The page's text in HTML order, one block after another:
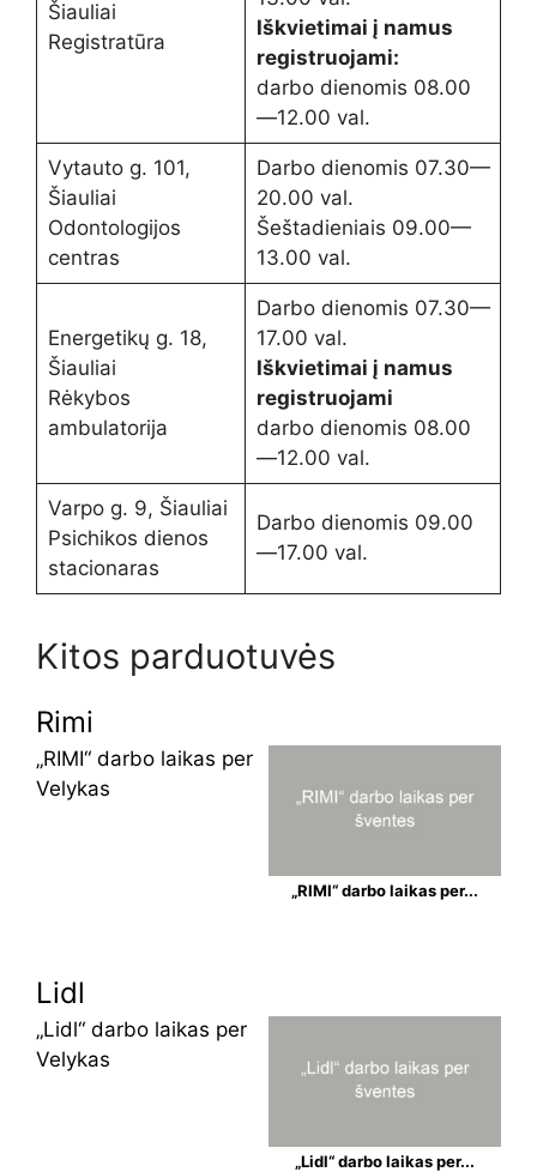
Šiauliai
Registratūra
Iškvietimai į namus
registruojami:
darbo dienomis 08.00
—12.00 val.
Vytauto g. 101,
Šiauliai
Odontologijos
centras
Darbo dienomis 07.30—
20.00 val.
Šeštadieniais 09.00—
13.00 val.
Energetikų g. 18,
Šiauliai
Rėkybos
ambulatorija
Darbo dienomis 07.30—
17.00 val.
Iškvietimai į namus
registruojami
darbo dienomis 08.00
—12.00 val.
Varpo g. 9, Šiauliai
Psichikos dienos
stacionaras
Darbo dienomis 09.00
—17.00 val.
Kitos parduotuvės
Rimi
„RIMI“ darbo laikas per
Velykas
„RIMI“ darbo laikas per...
Lidl
„Lidl“ darbo laikas per
Velykas
„Lidl“ darbo laikas per...